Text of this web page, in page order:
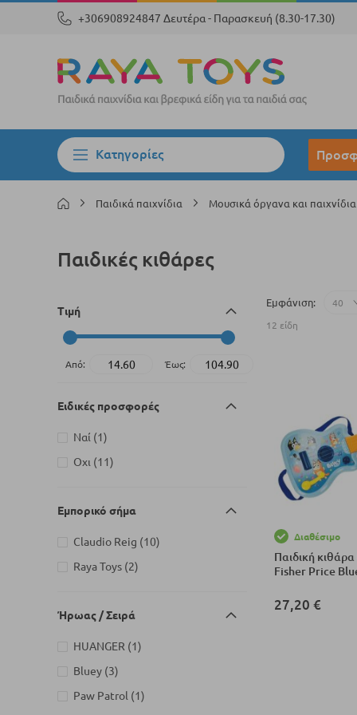
+306908924847 Δευτέρα - Παρασκευή (8.30-17.30)
Κατηγορίες
Παιδικά παιχνίδια Μουσικά όργανα και παιχνίδια
Παιδικές κιθάρες
Εμφάνιση
12 είδη
Διαθέσιμο
Παιδική
Fisher Price
27,20 €
Τιμή
Από: Έως:
Ειδικές προσφορές
Ναί 1
στοιχείο
Οχι
11
στοιχεία
Εμπορικό σήμα
Claudio Reig 10
στοιχεία
Raya Toys 2
στοιχεία
Ήρωας / Σειρά
HUANGER 1
στοιχείο
Bluey 3
στοιχεία
Paw Patrol
1
στοιχείο